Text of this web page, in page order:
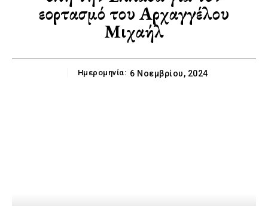
εορτασμό του Αρχαγγέλου
Μιχαήλ
Ημερομηνία: 6 Νοεμβρίου, 2024